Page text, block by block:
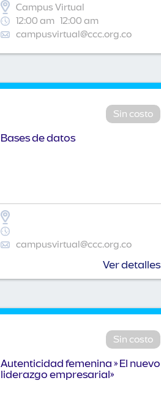
Campus Virtual
12:00 am 12:00 am
campusvirtual@ccc.org.co
Sin costo
Bases de datos
campusvirtual@ccc.org.co
Ver detalles
Sin costo
Autenticidad femenina » El nuevo
liderazgo empresarial»